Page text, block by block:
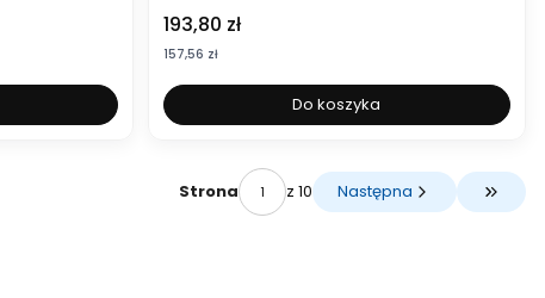
Cena
193,80 zł
Cena
157,56 zł
Do koszyka
Strona z 10 Następna